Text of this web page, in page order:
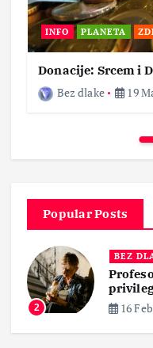
INFO PLANETA
Donacije: Srcem i
Bez dlake
19
Popular Posts
2
BEZ
16